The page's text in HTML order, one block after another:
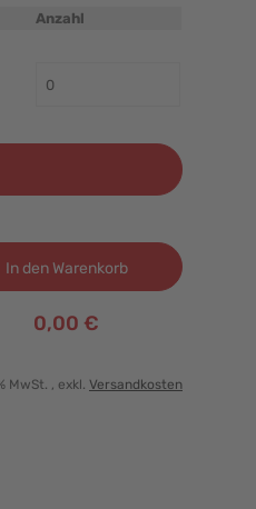
Anzahl
In den Warenkorb
0,00 €
MwSt. , exkl. Versandkosten